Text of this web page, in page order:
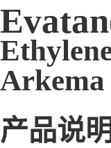
Arkema
产品说明